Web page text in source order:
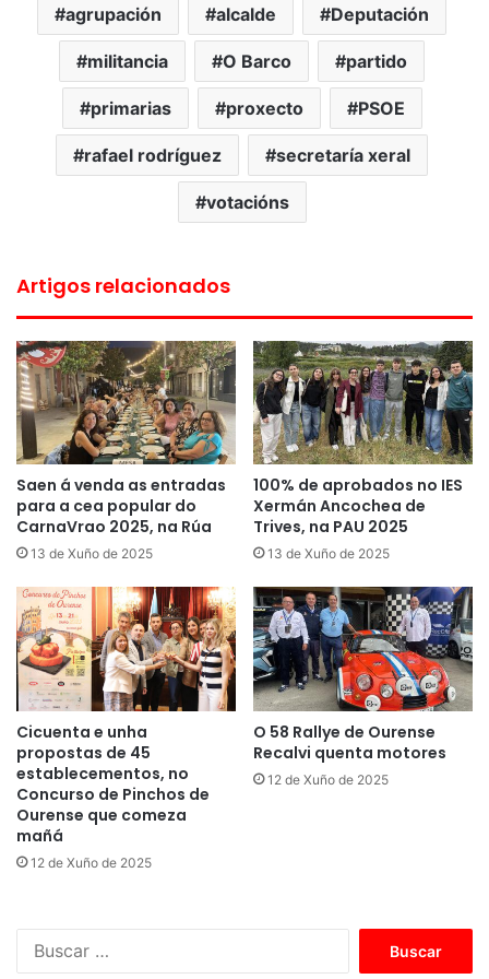
agrupación alcalde Deputación
militancia O Barco partido
primarias proxecto PSOE
rafael rodríguez secretaría xeral
votacións
Artigos relacionados
Saen á venda as entradas
para a cea popular do
CarnaVrao 2025, na Rúa
13 de Xuño de 2025
100% de aprobados no IES
Xermán Ancochea de
Trives, na PAU 2025
13 de Xuño de 2025
Cicuenta e unha
propostas de 45
establecementos, no
Concurso de Pinchos de
Ourense que comeza
mañá
12 de Xuño de 2025
O 58 Rallye de Ourense
Recalvi quenta motores
12 de Xuño de 2025